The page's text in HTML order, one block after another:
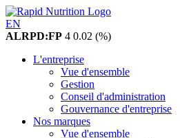
EN
ALRPD:FP 4 0.02 (%)
L'entreprise
Vue d'ensemble
Gestion
Conseil d'administration
Gouvernance d'entreprise
Nos marques
Vue d'ensemble